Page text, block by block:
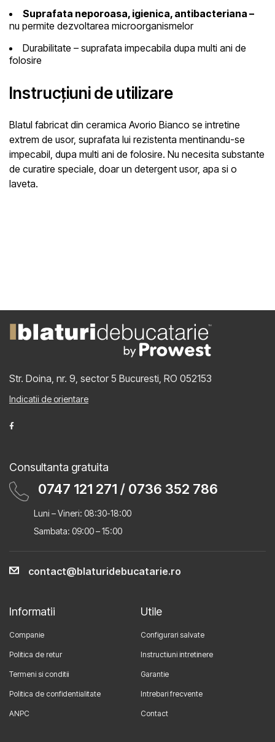
Suprafata neporoasa, igienica, antibacteriana –
nu permite dezvoltarea microorganismelor
Durabilitate – suprafata impecabila dupa multi ani de
folosire
Instrucțiuni de utilizare
Blatul fabricat din ceramica Avorio Bianco se intretine
extrem de usor, suprafata lui rezistenta mentinandu-se
impecabil, dupa multi ani de folosire. Nu necesita substante
de curatire speciale, doar un detergent usor, apa si o
laveta.
Str. Doina, nr. 9, sector 5 Bucuresti, RO 052153
Indicatii de orientare
Consultanta gratuita
0747 121 271 / 0736 352 786
Luni – Vineri: 08:30-18:00
Sambata: 09:00 – 15:00
contact@blaturidebucatarie.ro
Informatii
Companie
Politica de retur
Termeni si conditii
Politica de confidentialitate
ANPC
Utile
Configurari salvate
Instructiuni intretinere
Garantie
Intrebari frecvente
Contact